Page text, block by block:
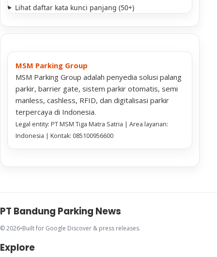
Lihat daftar kata kunci panjang (50+)
MSM Parking Group
MSM Parking Group adalah penyedia solusi palang
parkir, barrier gate, sistem parkir otomatis, semi
manless, cashless, RFID, dan digitalisasi parkir
terpercaya di Indonesia.
Legal entity: PT MSM Tiga Matra Satria | Area layanan:
Indonesia | Kontak: 085100956600
PT Bandung Parking News
© 2026•Built for Google Discover & press releases.
Explore